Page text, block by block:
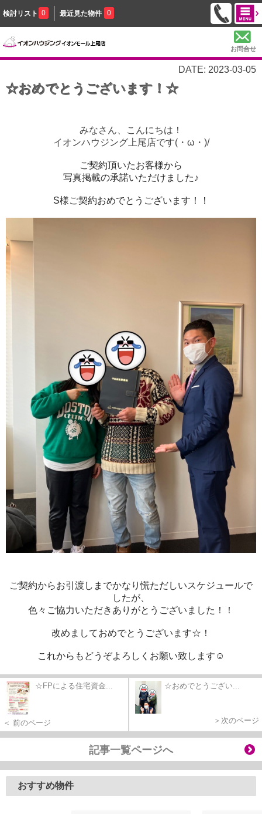
検討リスト 0 最近見た物件 0
お問合せ
DATE: 2023-03-05
☆おめでとうございます！☆
みなさん、こんにちは！
イオンハウジング上尾店です(・ω・)/
ご契約頂いたお客様から
写真掲載の承諾いただけました♪
S様ご契約おめでとうございます！！
ご契約からお引渡しまでかなり慌ただしいスケジュールで
したが、
色々ご協力いただきありがとうございました！！
改めましておめでとうございます☆！
これからもどうぞよろしくお願い致します☺️
☆FPによる住宅資金...
＜ 前のページ
☆おめでとうござい...
＞次のページ
記事一覧ページへ
おすすめ物件